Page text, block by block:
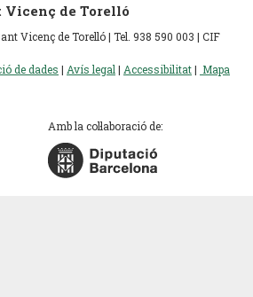
de Torelló
Vicenç de Torelló | Tel. 938 590 003 | CIF
de dades | Avís legal | Accessibilitat| Mapa
Amb la col·laboració de: